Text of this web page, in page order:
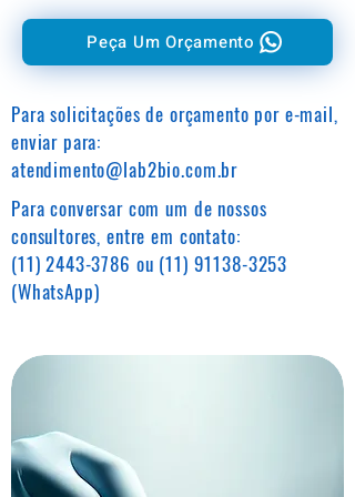
Peça Um Orçamento
Para solicitações de orçamento por e-mail,
enviar para:
atendimento@lab2bio.com.br
Para conversar com um de nossos
consultores, entre em contato:
(11) 2443-3786 ou (11) 91138-3253
(WhatsApp)